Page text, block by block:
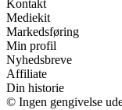
Kontakt
Mediekit
Markedsføring
Min profil
Nyhedsbreve
Affiliate
Din historie
© Ingen gengivelse